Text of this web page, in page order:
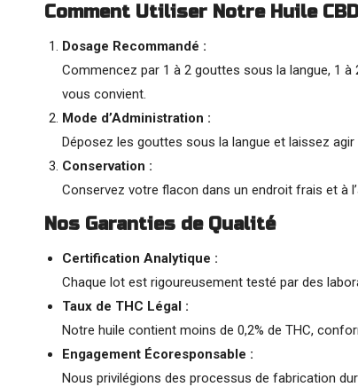
Comment Utiliser Notre Huile
Dosage Recommandé :
Commencez par 1 à 2 gouttes sous la langue, 1
vous convient.
Mode d’Administration :
Déposez les gouttes sous la langue et laissez
Conservation :
Conservez votre flacon dans un endroit frais et à
Nos Garanties de Qualité
Certification Analytique :
Chaque lot est rigoureusement testé par des
Taux de THC Légal :
Notre huile contient moins de 0,2% de THC,
Engagement Écoresponsable :
Nous privilégions des processus de fabrication